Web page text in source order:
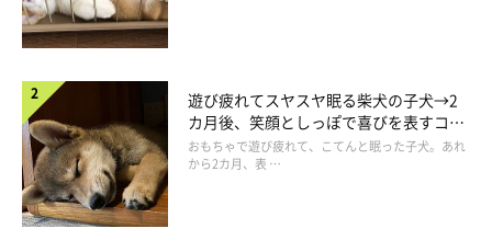
遊び疲れてスヤスヤ眠る柴犬の子犬→2
カ月後、笑顔としっぽで喜びを表すコに
成長！
おもちゃで遊び疲れて、こてんと眠った子犬。あれ
から2カ月、表 …